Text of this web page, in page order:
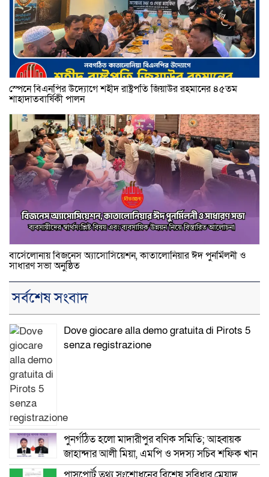
স্পেনে বিএনপির উদ্যোগে শহীদ রাষ্ট্রপতি জিয়াউর রহমানের ৪৫তম
শাহাদাতবার্ষিকী পালন
বার্সেলোনায় বিজনেস অ্যাসোসিয়েশন, কাতালোনিয়ার ঈদ পুনর্মিলনী ও
সাধারণ সভা অনুষ্ঠিত
সর্বশেষ সংবাদ
Dove giocare alla demo gratuita di Pirots 5
senza registrazione
পুনর্গঠিত হলো মাদারীপুর বণিক সমিতি; আহ্বায়ক
জাহান্দার আলী মিয়া, এমপি ও সদস্য সচিব শফিক খান